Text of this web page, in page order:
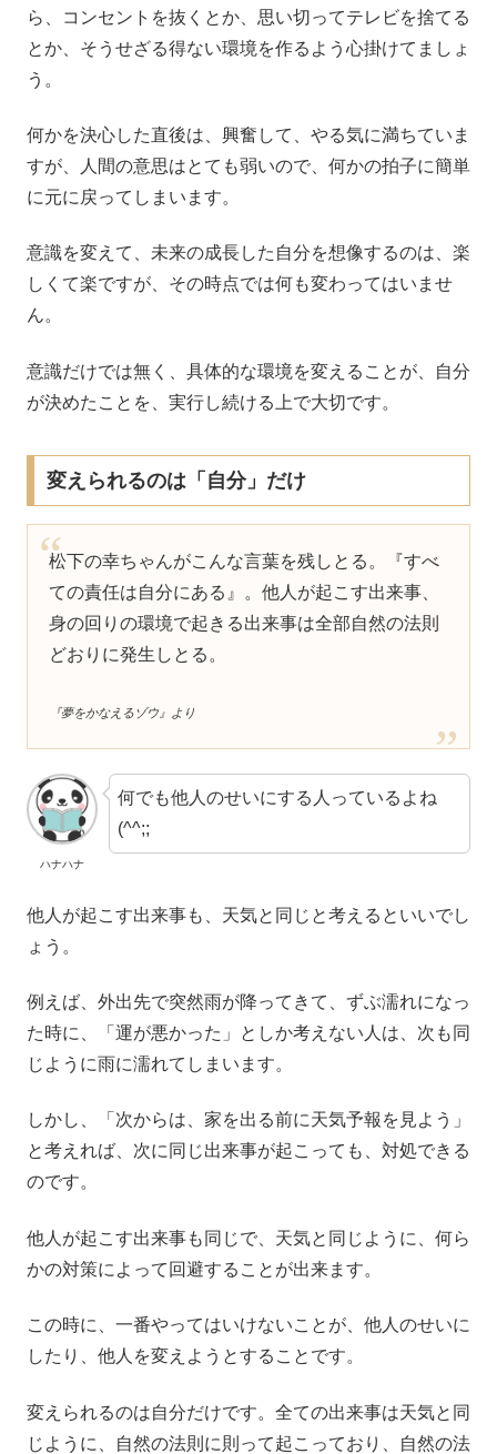
ら、コンセントを抜くとか、思い切ってテレビを捨てる
とか、そうせざる得ない環境を作るよう心掛けてましょ
う。
何かを決心した直後は、興奮して、やる気に満ちていま
すが、人間の意思はとても弱いので、何かの拍子に簡単
に元に戻ってしまいます。
意識を変えて、未来の成長した自分を想像するのは、楽
しくて楽ですが、その時点では何も変わってはいませ
ん。
意識だけでは無く、具体的な環境を変えることが、自分
が決めたことを、実行し続ける上で大切です。
変えられるのは「自分」だけ
松下の幸ちゃんがこんな言葉を残しとる。『すべ
ての責任は自分にある』。他人が起こす出来事、
身の回りの環境で起きる出来事は全部自然の法則
どおりに発生しとる。
『夢をかなえるゾウ』より
ハナハナ
何でも他人のせいにする人っているよね
(^^;;
他人が起こす出来事も、天気と同じと考えるといいでし
ょう。
例えば、外出先で突然雨が降ってきて、ずぶ濡れになっ
た時に、「運が悪かった」としか考えない人は、次も同
じように雨に濡れてしまいます。
しかし、「次からは、家を出る前に天気予報を見よう」
と考えれば、次に同じ出来事が起こっても、対処できる
のです。
他人が起こす出来事も同じで、天気と同じように、何ら
かの対策によって回避することが出来ます。
この時に、一番やってはいけないことが、他人のせいに
したり、他人を変えようとすることです。
変えられるのは自分だけです。全ての出来事は天気と同
じように、自然の法則に則って起こっており、自然の法